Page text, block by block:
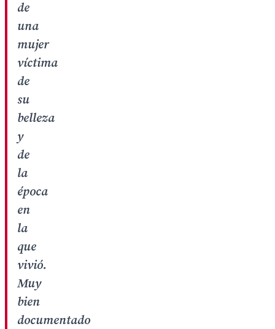
de
una
mujer
víctima
de
su
belleza
y
de
la
época
en
la
que
vivió.
Muy
bien
documentado